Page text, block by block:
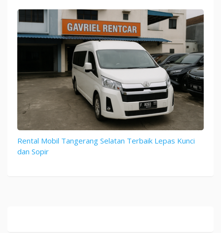
Rental Mobil Tangerang Selatan Terbaik Lepas Kunci
dan Sopir